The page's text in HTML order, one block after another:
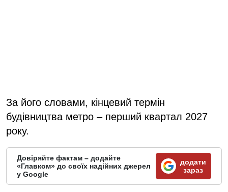
За його словами, кінцевий термін
будівництва метро – перший квартал 2027
року.
Довіряйте фактам – додайте
«Главком» до своїх надійних джерел
у Google
додати
зараз